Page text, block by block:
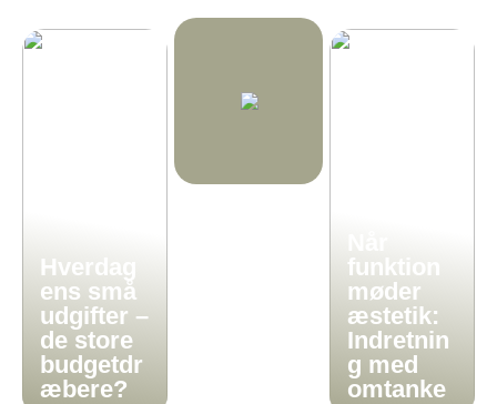
Hverdag
ens små
udgifter –
de store
budgetdr
æbere?
funktion
møder
æstetik:
Indretnin
g med
omtanke